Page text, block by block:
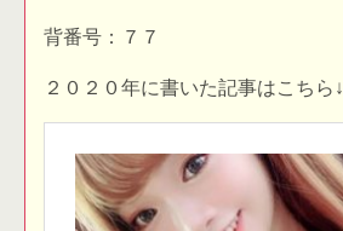
背番号：７７
２０２０年に書いた記事はこちら↓